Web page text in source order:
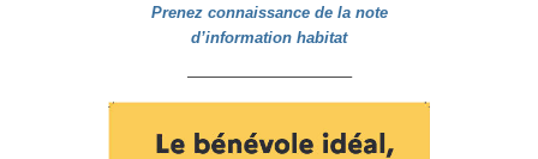
Prenez connaissance de la note
d’information habitat
——————————–